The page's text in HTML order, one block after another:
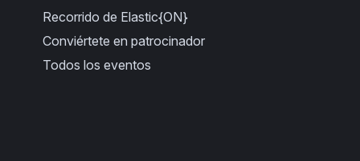
Recorrido de Elastic{ON}
Conviértete en patrocinador
Todos los eventos